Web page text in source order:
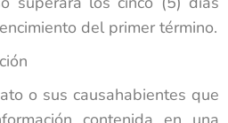
del primer término.
o sus causahabientes que